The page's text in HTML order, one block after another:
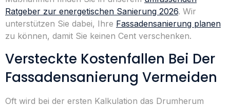
Ratgeber zur energetischen Sanierung 2026. Wir
unterstützen Sie dabei, Ihre Fassadensanierung planen
zu können, damit Sie keinen Cent verschenken.
Versteckte Kostenfallen Bei Der
Fassadensanierung Vermeiden
Oft wird bei der ersten Kalkulation das Drumherum